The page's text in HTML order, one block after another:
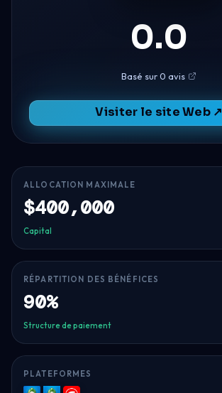
0.0
Basé sur 0 avis
Visiter le site Web ↗
ALLOCATION MAXIMALE
$400,000
Capital
RÉPARTITION DES BÉNÉFICES
90%
Structure de paiement
PLATEFORMES